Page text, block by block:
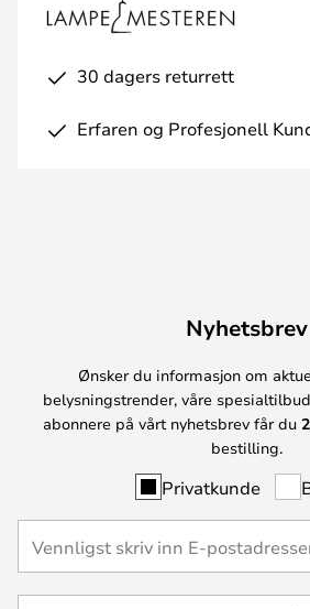
30 dagers returrett
Erfaren og Profesjonell
Nyhetsbrev
Ønsker du informasjon om
belysningstrender, våre
abonnere på vårt nyhetsbrev får du
bestilling.
Privatkunde